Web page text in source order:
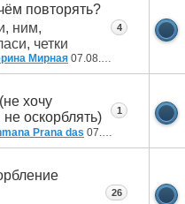
повторять?
Мирная 07.08.2019
4
хочу
оскорблять)
Prana das 07.08.2019
1
26